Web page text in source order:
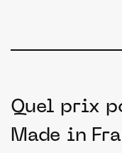
Quel prix
Made in